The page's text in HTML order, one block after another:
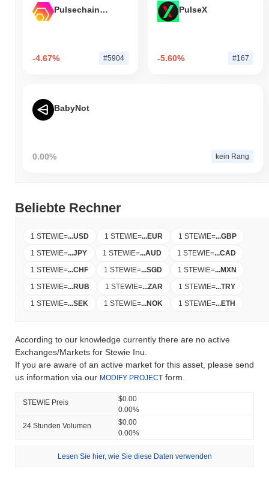
Pulsechain Bridged HEX (Pulsechain)
-4.67% #5904
PulseX
-5.60% #167
BabyNot
0.00% kein Rang
Beliebte Rechner
1 STEWIE=...USD 1 STEWIE=...EUR 1 STEWIE=...GBP
1 STEWIE=...JPY 1 STEWIE=...AUD 1 STEWIE=...CAD
1 STEWIE=...CHF 1 STEWIE=...SGD 1 STEWIE=...MXN
1 STEWIE=...RUB 1 STEWIE=...ZAR 1 STEWIE=...TRY
1 STEWIE=...SEK 1 STEWIE=...NOK 1 STEWIE=...ETH
According to our knowledge currently there are no active
Exchanges/Markets for Stewie Inu.
If you are aware of an active market for this asset, please send
us information via our MODIFY PROJECT form.
STEWIE Preis
$0.00
0.00%
24 Stunden Volumen
$0.00
0.00%
Lesen Sie hier, wie Sie diese Daten verwenden